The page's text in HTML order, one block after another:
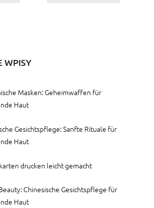
WPISY
Masken: Geheimwaffen für
Haut
Gesichtspflege: Sanfte Rituale für
Haut
drucken leicht gemacht
Chinesische Gesichtspflege für
Haut